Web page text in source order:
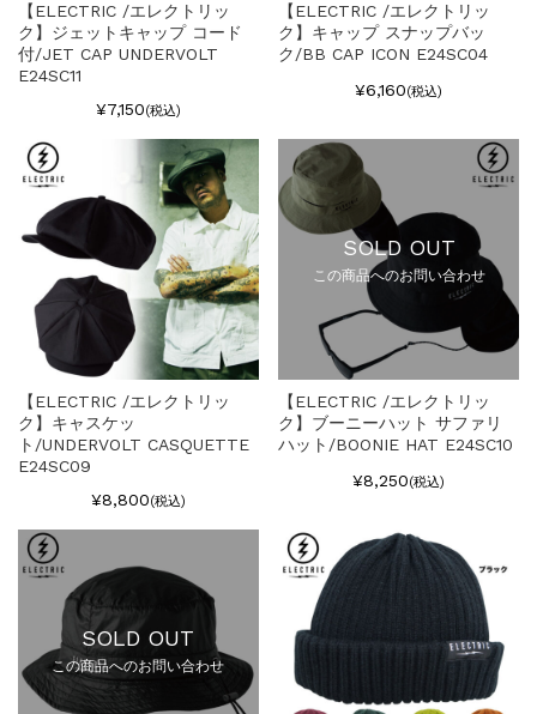
【ELECTRIC /エレクトリッ
ク】ジェットキャップ コード
付/JET CAP UNDERVOLT
E24SC11
¥7,150(税込)
【ELECTRIC /エレクトリッ
ク】キャップ スナップバッ
ク/BB CAP ICON E24SC04
¥6,160(税込)
【ELECTRIC /エレクトリッ
ク】キャスケッ
ト/UNDERVOLT CASQUETTE
E24SC09
¥8,800(税込)
SOLD OUT
この商品へのお問い合わせ
【ELECTRIC /エレクトリッ
ク】ブーニーハット サファリ
ハット/BOONIE HAT E24SC10
¥8,250(税込)
SOLD OUT
この商品へのお問い合わせ